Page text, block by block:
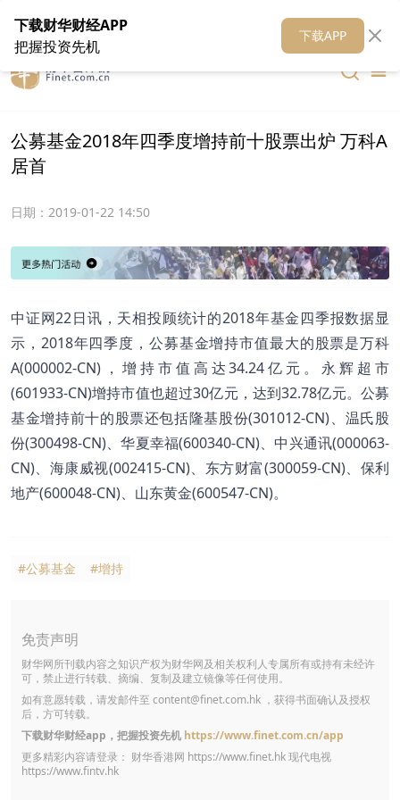
在线客服 关于我们 财华媒体矩阵 财华智库
公募基金2018年四季度增持前十股票出炉 万科A
居首
日期： 2019-01-22 14:50
中证网22日讯，天相投顾统计的2018年基金四季报数据显
示，2018年四季度，公募基金增持市值最大的股票是万科
A(000002-CN)，增持市值高达34.24亿元。永辉超市
(601933-CN)增持市值也超过30亿元，达到32.78亿元。公募
基金增持前十的股票还包括隆基股份(301012-CN)、温氏股
份(300498-CN)、华夏幸福(600340-CN)、中兴通讯(000063-
CN)、海康威视(002415-CN)、东方财富(300059-CN)、保利
地产(600048-CN)、山东黄金(600547-CN)。
#公募基金 #增持
免责声明
财华网所刊载内容之知识产权为财华网及相关权利人专属所有或持有未经许
可，禁止进行转载、摘编、复制及建立镜像等任何使用。
如有意愿转载，请发邮件至 content@finet.com.hk ，获得书面确认及授权
后，方可转载。
下载财华财经app，把握投资先机 https://www.finet.com.cn/app
更多精彩内容请登录： 财华香港网 https://www.finet.hk现代电视
https://www.fintv.hk
下载财华财经APP
把握投资先机
下载APP